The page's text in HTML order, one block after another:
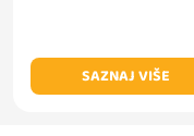
SAZNAJ VIŠE